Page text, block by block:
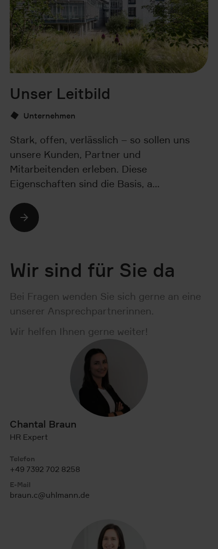
Unser Leitbild
Unternehmen
Stark, offen, verlässlich – so sollen uns
unsere Kunden, Partner und
Mitarbeitenden erleben. Diese
Eigenschaften sind die Basis, a…
Wir sind für Sie da
Bei Fragen wenden Sie sich gerne an eine
unserer Ansprechpartnerinnen.
Wir helfen Ihnen gerne weiter!
Chantal Braun
HR Expert
Telefon
+49 7392 702 8258
E-Mail
braun.c@uhlmann.de